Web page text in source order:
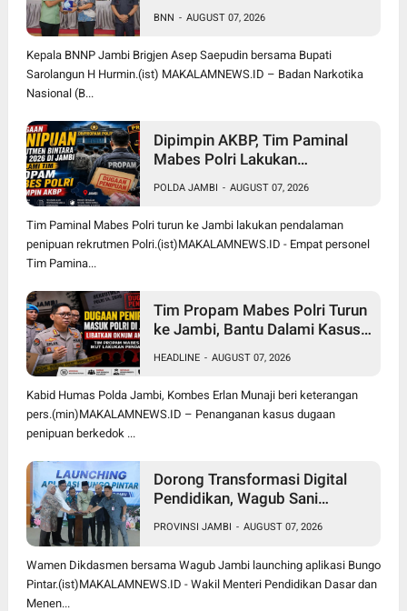
Vape Zombie
BNN - AUGUST 07, 2026
Kepala BNNP Jambi Brigjen Asep Saepudin bersama Bupati
Sarolangun H Hurmin.(ist) MAKALAMNEWS.ID – Badan Narkotika
Nasional (B...
Dipimpin AKBP, Tim Paminal
Mabes Polri Lakukan
Rekrutmen Bintara di Polda
Jambi
POLDA JAMBI - AUGUST 07, 2026
Tim Paminal Mabes Polri turun ke Jambi lakukan pendalaman
penipuan rekrutmen Polri.(ist)MAKALAMNEWS.ID - Empat personel
Tim Pamina...
Tim Propam Mabes Polri Turun
ke Jambi, Bantu Dalami Kasus
Bintara Polri 2026
HEADLINE - AUGUST 07, 2026
Kabid Humas Polda Jambi, Kombes Erlan Munaji beri keterangan
pers.(min)MAKALAMNEWS.ID – Penanganan kasus dugaan
penipuan berkedok ...
Dorong Transformasi Digital
Pendidikan, Wagub Sani
Luncurkan Aplikasi Bungo
Pintar
PROVINSI JAMBI - AUGUST 07, 2026
Wamen Dikdasmen bersama Wagub Jambi launching aplikasi Bungo
Pintar.(ist)MAKALAMNEWS.ID - Wakil Menteri Pendidikan Dasar dan
Menen...